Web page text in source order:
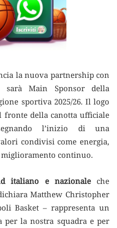
la nuova partnership con
Main Sponsor della
sportiva 2025/26. Il logo
fronte della canotta ufficiale
l’inizio di una
condivisi come energia,
continuo.
italiano e nazionaleche
Matthew Christopher
Basket – rappresenta un
per la nostra squadra e per